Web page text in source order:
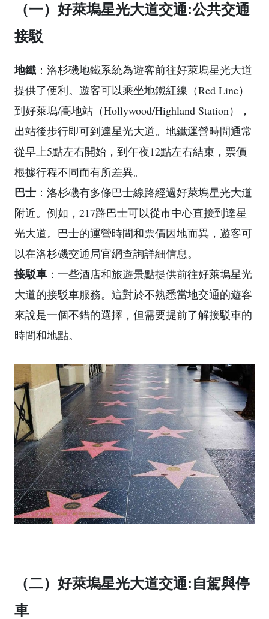
（一）好萊塢星光大道交通:公共交通
接駁
地鐵 ：洛杉磯地鐵系統為遊客前往好萊塢星光大道
提供了便利。遊客可以乘坐地鐵紅線（Red Line）
到好萊塢/高地站（Hollywood/Highland Station），
出站後步行即可到達星光大道。地鐵運營時間通常
從早上5點左右開始，到午夜12點左右結束，票價
根據行程不同而有所差異。
巴士 ：洛杉磯有多條巴士線路經過好萊塢星光大道
附近。例如，217路巴士可以從市中心直接到達星
光大道。巴士的運營時間和票價因地而異，遊客可
以在洛杉磯交通局官網查詢詳細信息。
接駁車 ：一些酒店和旅遊景點提供前往好萊塢星光
大道的接駁車服務。這對於不熟悉當地交通的遊客
來說是一個不錯的選擇，但需要提前了解接駁車的
時間和地點。
（二）好萊塢星光大道交通:自駕與停
車